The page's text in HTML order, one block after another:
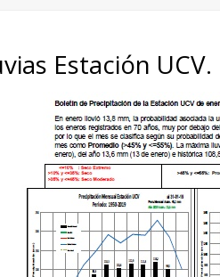
Estación